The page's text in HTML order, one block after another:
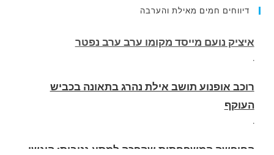
דיווחים חמים מאילת והערבה
רוכב אופנוע תושב אילת נהרג בתאונה בכביש
העוקף
החופשה המשפחתית שהפכה למסע גניבות: הוגשו